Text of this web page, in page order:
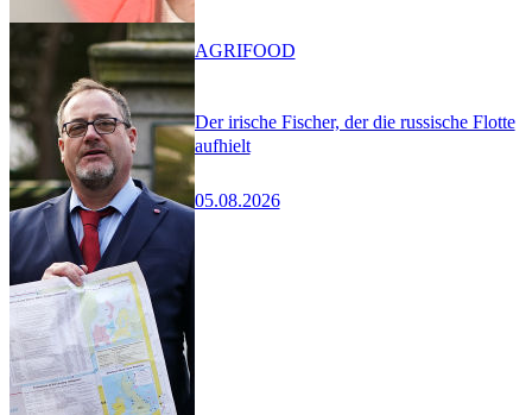
Der irische Fischer, der die russische Flotte
aufhielt
05.08.2026
AGRIFOOD